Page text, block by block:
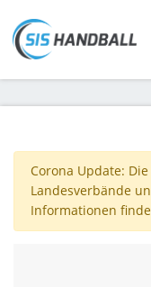
Corona Update:
Landesverbände
Informationen